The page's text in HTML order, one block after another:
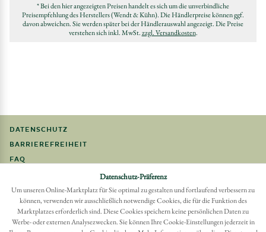
* Bei den hier angezeigten Preisen handelt es sich um die unverbindliche
Preisempfehlung des Herstellers (Wendt & Kühn). Die Händlerpreise können ggf.
davon abweichen. Sie werden später bei der Händlerauswahl angezeigt. Die Preise
verstehen sich inkl. MwSt.zzgl. Versandkosten.
DATENSCHUTZ
BARRIEREFREIHEIT
FAQ
Möchten Sie eine Bestellung widerrufen?
Hier Widerruf mit wenigen Klicks online erreichen
BESTELLUNG WIDERRUFEN
Datenschutz-Präferenz
Um unseren Online-Marktplatz für Sie optimal zu gestalten und fortlaufend verbessern zu
können, verwenden wir ausschließlich notwendige Cookies, die für die Funktion des
Marktplatzes erforderlich sind. Diese Cookies speichern keine persönlichen Daten zu
Werbe- oder externen Analysezwecken. Sie können Ihre Cookie-Einstellungen jederzeit in